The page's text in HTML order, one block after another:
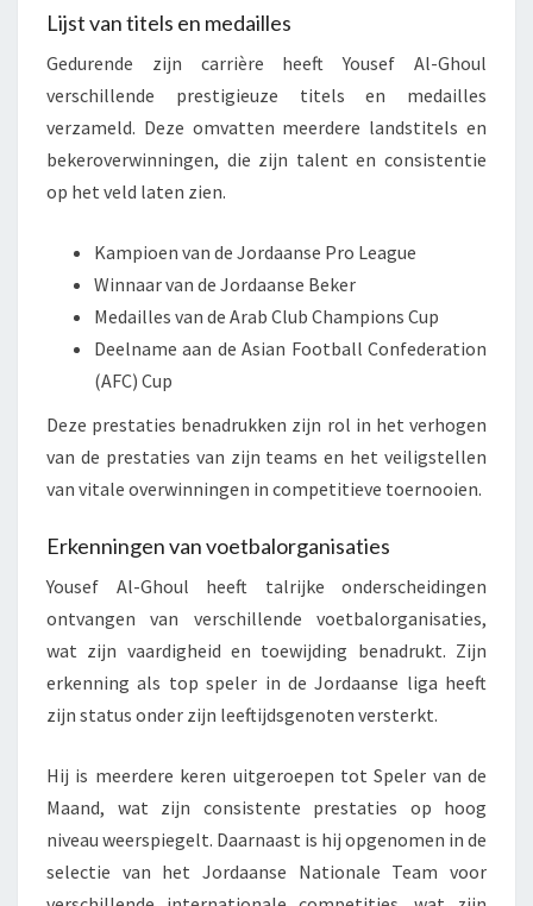
Lijst van titels en medailles
Gedurende zijn carrière heeft Yousef Al-Ghoul
verschillende prestigieuze titels en medailles
verzameld. Deze omvatten meerdere landstitels en
bekeroverwinningen, die zijn talent en consistentie
op het veld laten zien.
Kampioen van de Jordaanse Pro League
Winnaar van de Jordaanse Beker
Medailles van de Arab Club Champions Cup
Deelname aan de Asian Football Confederation
(AFC) Cup
Deze prestaties benadrukken zijn rol in het verhogen
van de prestaties van zijn teams en het veiligstellen
van vitale overwinningen in competitieve toernooien.
Erkenningen van voetbalorganisaties
Yousef Al-Ghoul heeft talrijke onderscheidingen
ontvangen van verschillende voetbalorganisaties,
wat zijn vaardigheid en toewijding benadrukt. Zijn
erkenning als top speler in de Jordaanse liga heeft
zijn status onder zijn leeftijdsgenoten versterkt.
Hij is meerdere keren uitgeroepen tot Speler van de
Maand, wat zijn consistente prestaties op hoog
niveau weerspiegelt. Daarnaast is hij opgenomen in de
selectie van het Jordaanse Nationale Team voor